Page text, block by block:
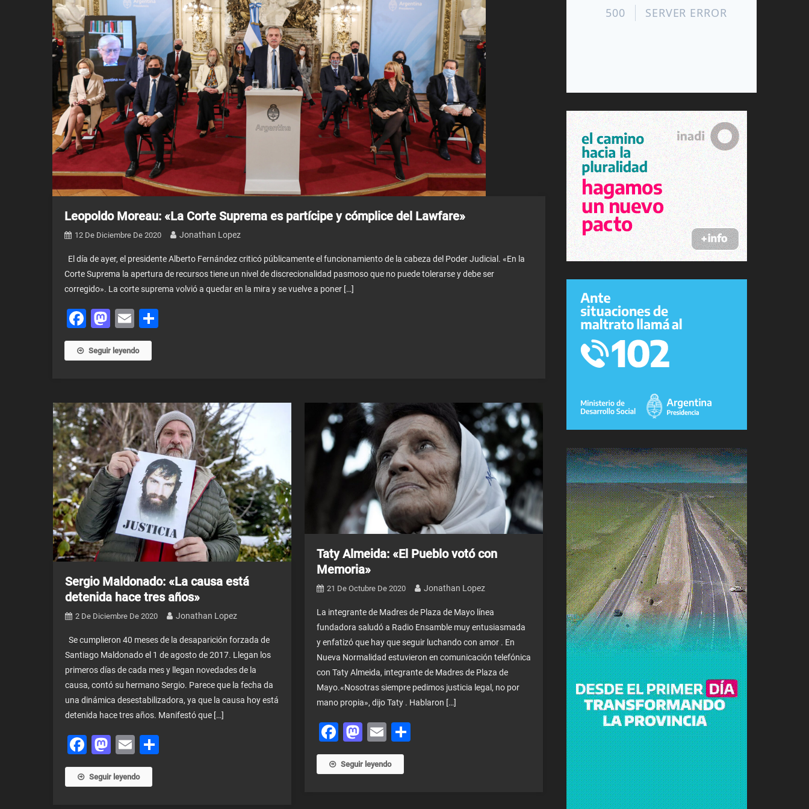
Leopoldo Moreau: «La Corte Suprema es partícipe y cómplice del Lawfare»
12 De Diciembre De 2020 Jonathan Lopez
El día de ayer, el presidente Alberto Fernández criticó públicamente el funcionamiento de la cabeza del Poder Judicial. «En la
Corte Suprema la apertura de recursos tiene un nivel de discrecionalidad pasmoso que no puede tolerarse y debe ser
corregido». La corte suprema volvió a quedar en la mira y se vuelve a poner […]
Facebook
Mastodon
Email
Seguir leyendo
Sergio Maldonado: «La causa está
detenida hace tres años»
2 De Diciembre De 2020 Jonathan Lopez
Se cumplieron 40 meses de la desaparición forzada de
Santiago Maldonado el 1 de agosto de 2017. Llegan los
primeros días de cada mes y llegan novedades de la
causa, contó su hermano Sergio. Parece que la fecha da
una dinámica desestabilizadora, ya que la causa hoy está
detenida hace tres años. Manifestó que […]
Facebook
Mastodon
EmailShare
Seguir leyendo
Taty Almeida: «El Pueblo votó con
Memoria»
21 De Octubre De 2020 Jonathan Lopez
La integrante de Madres de Plaza de Mayo línea
fundadora saludó a Radio Ensamble muy entusiasmada
y enfatizó que hay que seguir luchando con amor . En
Nueva Normalidad estuvieron en comunicación telefónica
con Taty Almeida, integrante de Madres de Plaza de
Mayo.«Nosotras siempre pedimos justicia legal, no por
mano propia», dijo Taty . Hablaron […]
Facebook
Mastodon
EmailShare
Seguir leyendo